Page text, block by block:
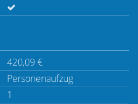
420,09 €
Personenaufzug
1